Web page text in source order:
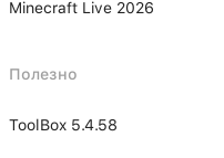
Minecraft Live 2026
Полезно
ToolBox 5.4.58